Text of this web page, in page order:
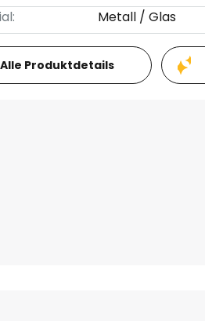
Metall / Glas
Alle Produktdetails